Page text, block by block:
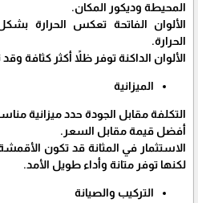
المحيطة وديكور المكان.
الألوان الفاتحة تعكس الحرارة
الحرارة.
الألوان الداكنة توفر ظلاً أكثر كثافة
الميزانية
التكلفة مقابل الجودة حدد ميزانية
أفضل قيمة مقابل السعر.
الاستثمار في المثانة قد تكون
لكنها توفر متانة وأداء طويل الأمد.
التركيب والصيانة